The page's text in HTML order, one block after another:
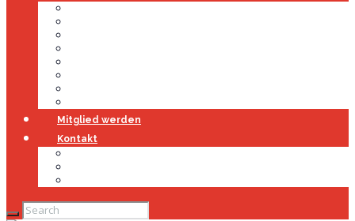
Mitglied werden
Kontakt